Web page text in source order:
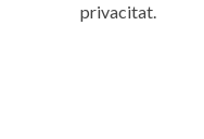
privacitat.